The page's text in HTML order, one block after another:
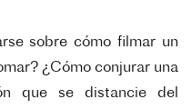
sobre cómofilmar un
¿Cómo conjurar una
que se distancie del